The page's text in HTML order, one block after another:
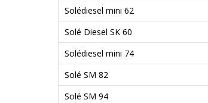
Solédiesel mini 62
Solé Diesel SK 60
Solédiesel mini 74
Solé SM 82
Solé SM 94